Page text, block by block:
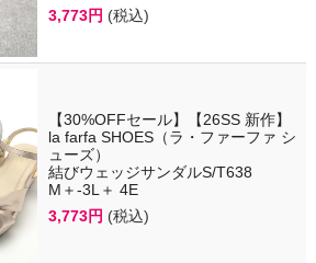
3,773円 (税込)
【30%OFFセール】【26SS 新作】
la farfa SHOES（ラ・ファーファ シ
ューズ）
結びウェッジサンダルS/T638
M＋-3L＋ 4E
3,773円 (税込)